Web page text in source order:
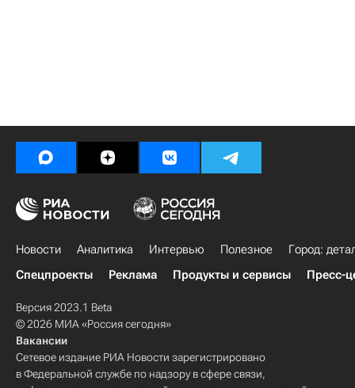
Новости Аналитика Интервью Полезное
Город:
Спецпроекты
Реклама Продукты и сервисы Пресс-
Версия 2023.1 Beta
© 2026 МИА «Россия сегодня»
Вакансии
Сетевое издание РИА Новости зарегистрировано
в Федеральной службе по надзору в сфере связи,